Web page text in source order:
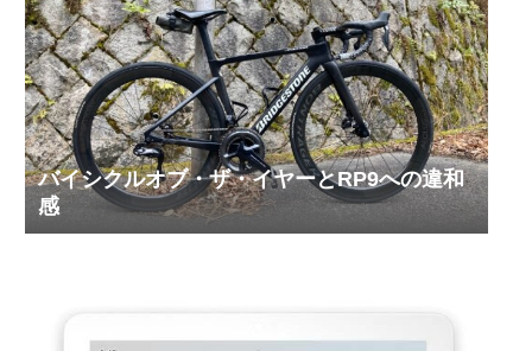
バイシクルオブ・ザ・イヤーとRP9への違和
感